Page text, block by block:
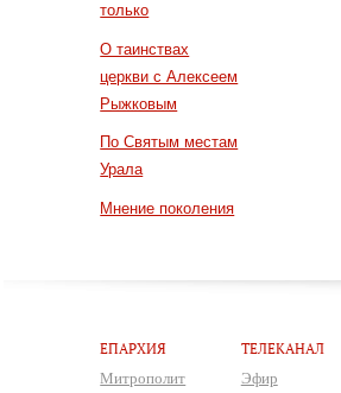
только
О таинствах
церкви с Алексеем
Рыжковым
По Святым местам
Урала
Мнение поколения
ЕПАРХИЯ
Митрополит
ТЕЛЕКАНАЛ
Эфир